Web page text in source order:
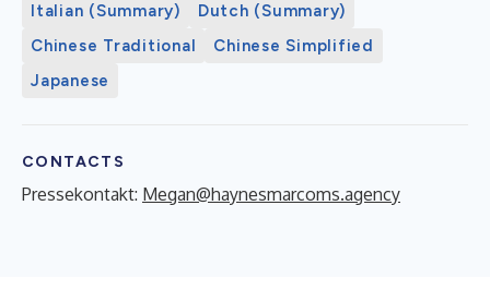
Italian (Summary)
Dutch (Summary)
Chinese Traditional
Chinese Simplified
Japanese
CONTACTS
Pressekontakt: Megan@haynesmarcoms.agency